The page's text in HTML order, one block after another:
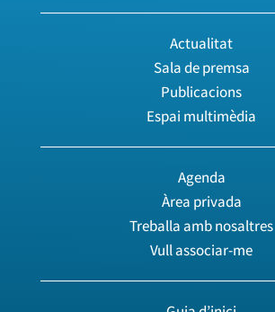
Actualitat
Sala de premsa
Publicacions
Espai multimèdia
Agenda
Àrea privada
Treballa amb nosaltres
Vull associar-me